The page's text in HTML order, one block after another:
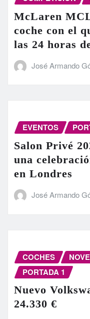
McLaren
coche con el
las 24 horas
José Armando
EVENTOS
Salon Privé
una
en Londres
José Armando
COCHES
PORTADA 1
Nuevo
24.330 €